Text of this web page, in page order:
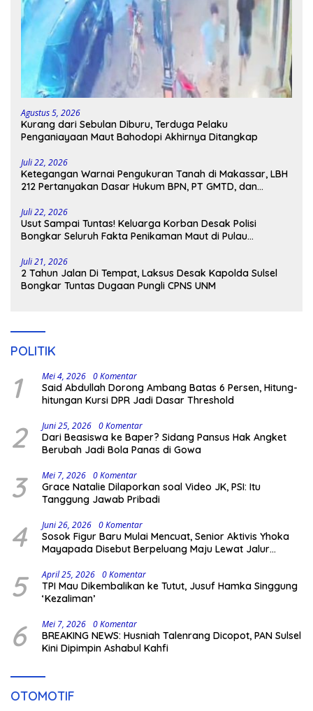
Agustus 5, 2026
Kurang dari Sebulan Diburu, Terduga Pelaku
Penganiayaan Maut Bahodopi Akhirnya Ditangkap
Juli 22, 2026
Ketegangan Warnai Pengukuran Tanah di Makassar, LBH
212 Pertanyakan Dasar Hukum BPN, PT GMTD, dan
Juli 22, 2026
Usut Sampai Tuntas! Keluarga Korban Desak Polisi
Bongkar Seluruh Fakta Penikaman Maut di Pulau
Juli 21, 2026
2 Tahun Jalan Di Tempat, Laksus Desak Kapolda Sulsel
Bongkar Tuntas Dugaan Pungli CPNS UNM
POLITIK
1 Mei 4, 2026 0 Komentar
Said Abdullah Dorong Ambang Batas 6 Persen, Hitung-
hitungan Kursi DPR Jadi Dasar Threshold
2 Juni 25, 2026 0 Komentar
Dari Beasiswa ke Baper? Sidang Pansus Hak Angket
Berubah Jadi Bola Panas di Gowa
3 Mei 7, 2026 0 Komentar
Grace Natalie Dilaporkan soal Video JK, PSI: Itu
Tanggung Jawab Pribadi
4 Juni 26, 2026 0 Komentar
Sosok Figur Baru Mulai Mencuat, Senior Aktivis Yhoka
Mayapada Disebut Berpeluang Maju Lewat Jalur
5 April 25, 2026 0 Komentar
TPI Mau Dikembalikan ke Tutut, Jusuf Hamka Singgung
‘Kezaliman’
6 Mei 7, 2026 0 Komentar
BREAKING NEWS: Husniah Talenrang Dicopot, PAN Sulsel
Kini Dipimpin Ashabul Kahfi
OTOMOTIF